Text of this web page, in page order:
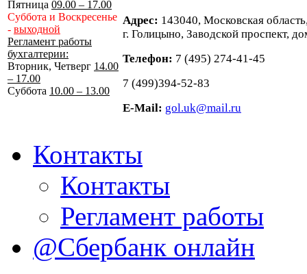
Пятница 09.00 – 17.00
Суббота и Воскресенье
- выходной
Регламент работы
бухгалтерии:
Вторник, Четверг 14.00
– 17.00
Суббота 10.00 – 13.00
Адрес: 143040, Московская
г. Голицыно, Заводской проспект,
Телефон: 7 (495) 274-41-45
7 (499)394-52-83
E-Mail: gol.uk@mail.ru
Контакты
Контакты
Регламент работы
@Сбербанк онлайн